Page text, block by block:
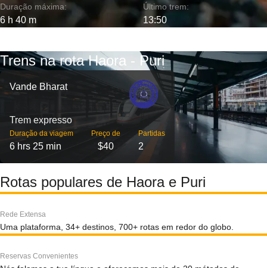
Duração máxima:
6 h 40 m
Último trem:
13:50
Trens na rota Haora - Puri
Vande Bharat
Trem expresso
Duração da viagem
6 hrs 25 min
Preço de
$40
Partidas
2
Rotas populares de Haora e Puri
Rede Extensa
Uma plataforma, 34+ destinos, 700+ rotas em redor do globo.
Reservas Convenientes